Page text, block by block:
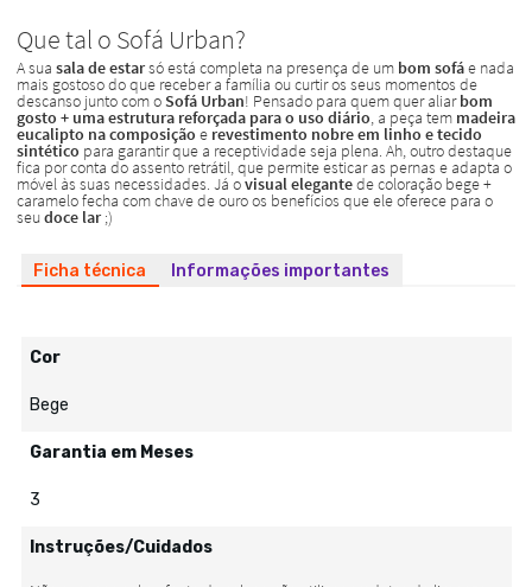
Ficha técnica Informações importantes
Cor
Bege
Garantia em Meses
3
Instruções/Cuidados